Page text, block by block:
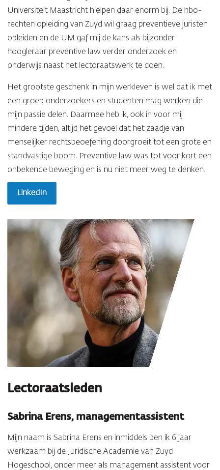
Universiteit Maastricht hielpen daar enorm bij. De hbo-
rechten opleiding van Zuyd wil graag preventieve juristen
opleiden en de UM gaf mij de kans als bijzonder
hoogleraar preventive law verder onderzoek en
onderwijs naast het lectoraatswerk te doen.
Het grootste geschenk in mijn werkleven is wel dat ik met
een groep onderzoekers en studenten mag werken die
mijn passie delen. Daarmee heb ik, ook in voor mij
mindere tijden, altijd het gevoel dat het zaadje van
menselijker rechtsbeoefening doorgroeit tot een grote en
standvastige boom. Preventive law was tot voor kort een
onbekende beweging en is nu niet meer weg te denken.
LinkedIn
Lectoraatsleden
Sabrina Erens, managementassistent
Mijn naam is Sabrina Erens en inmiddels ben ik 6 jaar
werkzaam bij de Juridische Academie van Zuyd
Hogeschool, onder meer als management assistent voor